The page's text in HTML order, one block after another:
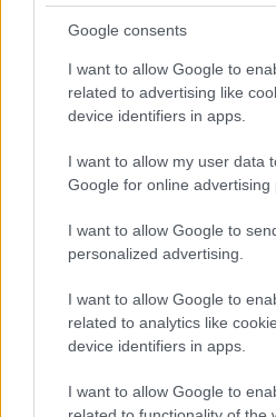
Google consents
I want to allow Google to
related to advertising like
device identifiers in apps.
I want to allow my user data
Google for online advertising
I want to allow Google to
personalized advertising.
I want to allow Google to
related to analytics like
device identifiers in apps.
I want to allow Google to
KIOSK
27.04.17. 20:18
Svi muškarci koji varaju